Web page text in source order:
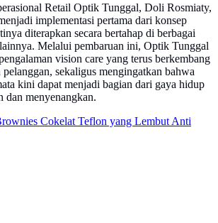
Retail Optik Tunggal, Doli Rosmiaty,
implementasi pertama dari konsep
diterapkan secara bertahap di berbagai
Melalui pembaruan ini, Optik Tunggal
vision care yang terus berkembang
sekaligus mengingatkan bahwa
kini dapat menjadi bagian dari gaya hidup
dan menyenangkan.
Cokelat Teflon yang Lembut Anti